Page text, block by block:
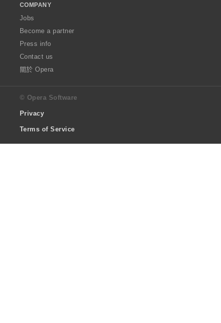
COMPANY
Jobs
Become a partner
Press info
Contact us
關於 Opera
© Opera Software
Privacy
Terms of Service